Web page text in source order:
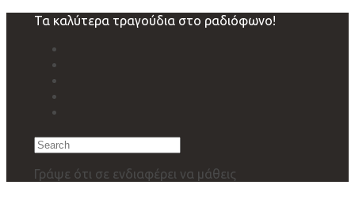
navigation
Τα καλύτερα τραγούδια στο ραδιόφωνο!
Search
Γράψε ότι σε ενδιαφέρει να μάθεις